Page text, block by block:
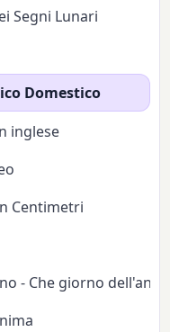
Segni Lunari
Domestico
inglese
Centimetri
- Che giorno